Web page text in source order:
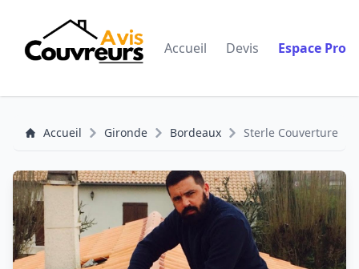
Accueil Devis Espace Pro
Accueil Gironde Bordeaux Sterle Couverture